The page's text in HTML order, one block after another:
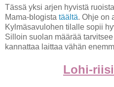
Tässä yksi arjen hyvistä
Mama-blogista täältä. Ohje on
Kylmäsavulohen tilalle sopii
Silloin suolan määrää
kannattaa laittaa vähän
Lohi-